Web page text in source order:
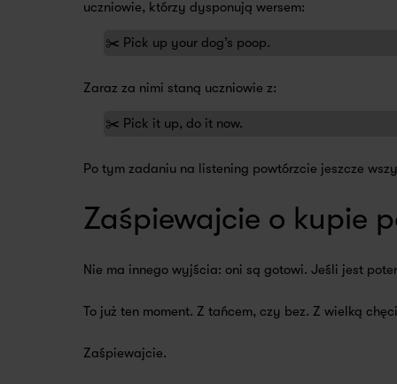
uczniowie, którzy dysponują wersem:
✂️ Pick up your dog’s poop.
Zaraz za nimi staną uczniowie z:
✂️ Pick it up, do it now.
Po tym zadaniu na listening powtórzcie jeszcze
Zaśpiewajcie o kupie
Nie ma innego wyjścia: oni są gotowi. Jeśli jest
To już ten moment. Z tańcem, czy bez. Z wielką
Zaśpiewajcie.